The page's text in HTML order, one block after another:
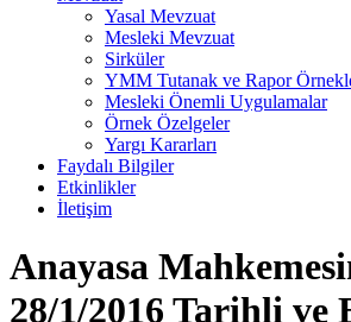
Yasal Mevzuat
Mesleki Mevzuat
Sirküler
YMM Tutanak ve Rapor
Mesleki Önemli Uygulamalar
Örnek Özelgeler
Yargı Kararları
Faydalı Bilgiler
Etkinlikler
İletişim
Anayasa
28/1/2016 Tarihli ve